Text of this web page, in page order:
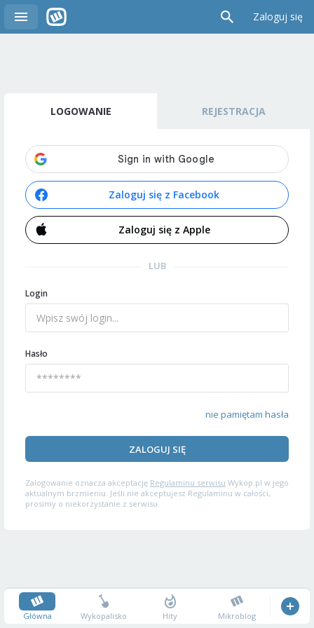
Zaloguj się
LOGOWANIE REJESTRACJA
Zaloguj się z Facebook
Zaloguj się z Apple
LUB
Login
Hasło
nie pamiętam hasła
ZALOGUJ SIĘ
Zalogowanie oznacza akceptację Regulaminu serwisu Wykop.pl w jego
aktualnym brzmieniu. Jeśli nie akceptujesz Regulaminu w całości,
prosimy o niekorzystanie z serwisu.
Główna Wykopalisko Hity Mikroblog